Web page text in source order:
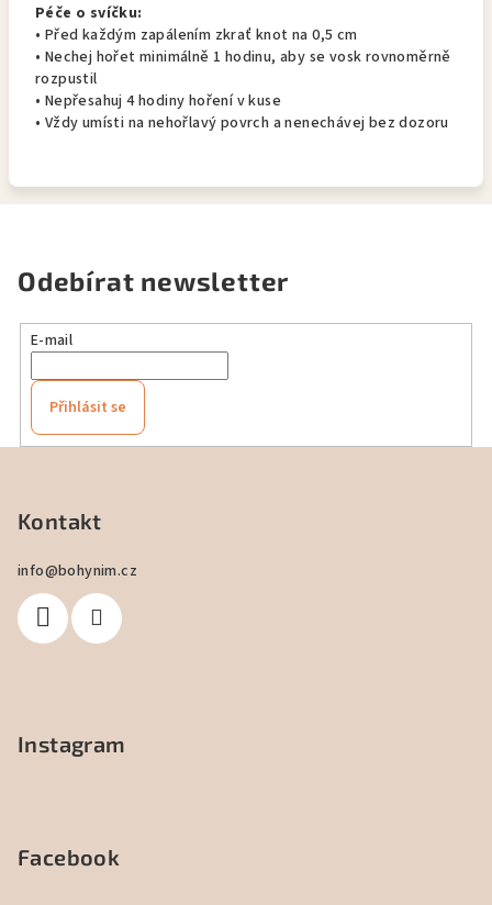
Péče o svíčku:
• Před každým zapálením zkrať knot na 0,5 cm
• Nechej hořet minimálně 1 hodinu, aby se vosk rovnoměrně
rozpustil
• Nepřesahuj 4 hodiny hoření v kuse
• Vždy umísti na nehořlavý povrch a nenechávej bez dozoru
Odebírat newsletter
E-mail
Přihlásit se
Kontakt
info@bohynim.cz
Instagram
Facebook